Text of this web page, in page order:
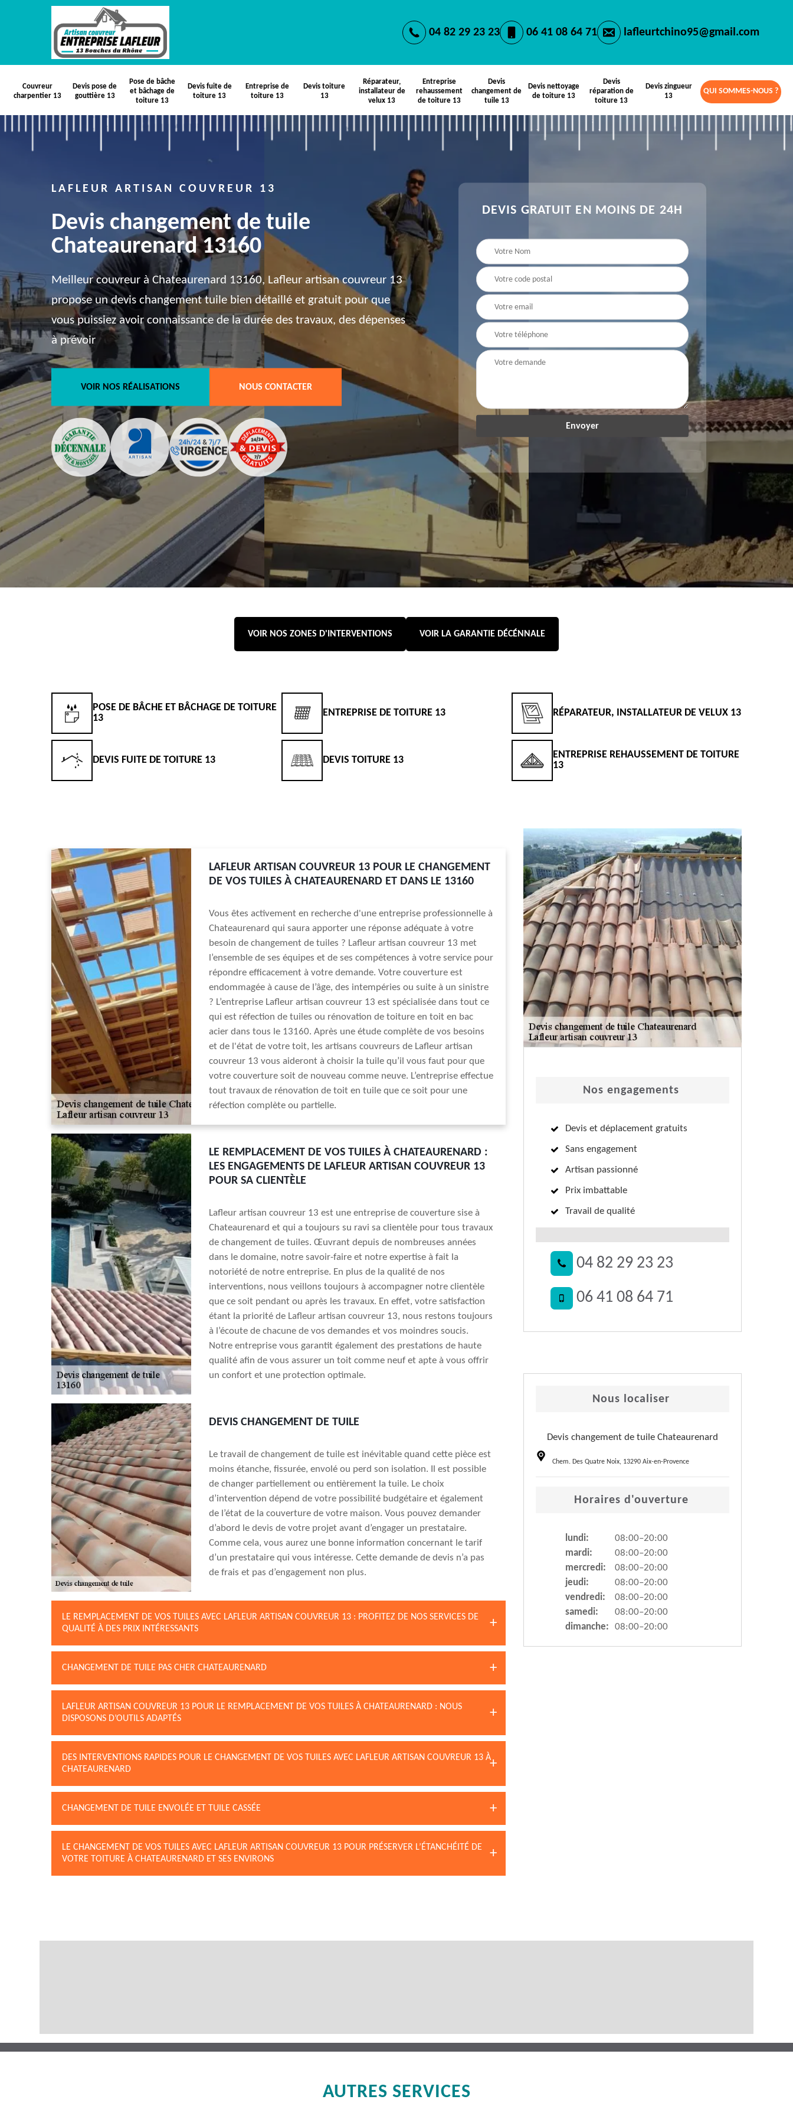
04 82 29 23 23 06 41 08 64 71 lafleurtchino95@gmail.com
Couvreur
charpentier 13
Devis pose de
gouttière 13
Pose de bâche
et bâchage de
toiture 13
Devis fuite de
toiture 13
Entreprise de
toiture 13
Devis toiture
13
Réparateur,
installateur de
velux 13
Entreprise
rehaussement
de toiture 13
Devis
changement de
tuile 13
Devis nettoyage
de toiture 13
Devis
réparation de
toiture 13
Devis zingueur
13
QUI SOMMES-NOUS ?
LAFLEUR ARTISAN COUVREUR 13
Devis changement de tuile
Chateaurenard 13160
Meilleur couvreur à Chateaurenard 13160, Lafleur artisan couvreur 13
propose un devis changement tuile bien détaillé et gratuit pour que
vous puissiez avoir connaissance de la durée des travaux, des dépenses
à prévoir
VOIR NOS RÉALISATIONS NOUS CONTACTER
DEVIS GRATUIT EN MOINS DE 24H
VOIR NOS ZONES D'INTERVENTIONS VOIR LA GARANTIE DÉCÉNNALE
POSE DE BÂCHE ET BÂCHAGE DE TOITURE
13
DEVIS FUITE DE TOITURE 13
ENTREPRISE DE TOITURE 13
DEVIS TOITURE 13
RÉPARATEUR, INSTALLATEUR DE VELUX 13
ENTREPRISE REHAUSSEMENT DE TOITURE
13
LAFLEUR ARTISAN COUVREUR 13 POUR LE CHANGEMENT
DE VOS TUILES À CHATEAURENARD ET DANS LE 13160
Vous êtes activement en recherche d'une entreprise professionnelle à
Chateaurenard qui saura apporter une réponse adéquate à votre
besoin de changement de tuiles ? Lafleur artisan couvreur 13 met
l’ensemble de ses équipes et de ses compétences à votre service pour
répondre efficacement à votre demande. Votre couverture est
endommagée à cause de l’âge, des intempéries ou suite à un sinistre
? L’entreprise Lafleur artisan couvreur 13 est spécialisée dans tout ce
qui est réfection de tuiles ou rénovation de toiture en toit en bac
acier dans tous le 13160. Après une étude complète de vos besoins
et de l'état de votre toit, les artisans couvreurs de Lafleur artisan
couvreur 13 vous aideront à choisir la tuile qu’il vous faut pour que
votre couverture soit de nouveau comme neuve. L’entreprise effectue
tout travaux de rénovation de toit en tuile que ce soit pour une
réfection complète ou partielle.
LE REMPLACEMENT DE VOS TUILES À CHATEAURENARD :
LES ENGAGEMENTS DE LAFLEUR ARTISAN COUVREUR 13
POUR SA CLIENTÈLE
Lafleur artisan couvreur 13 est une entreprise de couverture sise à
Chateaurenard et qui a toujours su ravi sa clientèle pour tous travaux
de changement de tuiles. Œuvrant depuis de nombreuses années
dans le domaine, notre savoir-faire et notre expertise à fait la
notoriété de notre entreprise. En plus de la qualité de nos
interventions, nous veillons toujours à accompagner notre clientèle
que ce soit pendant ou après les travaux. En effet, votre satisfaction
étant la priorité de Lafleur artisan couvreur 13, nous restons toujours
à l’écoute de chacune de vos demandes et vos moindres soucis.
Notre entreprise vous garantit également des prestations de haute
qualité afin de vous assurer un toit comme neuf et apte à vous offrir
un confort et une protection optimale.
DEVIS CHANGEMENT DE TUILE
Le travail de changement de tuile est inévitable quand cette pièce est
moins étanche, fissurée, envolé ou perd son isolation. Il est possible
de changer partiellement ou entièrement la tuile. Le choix
d’intervention dépend de votre possibilité budgétaire et également
de l’état de la couverture de votre maison. Vous pouvez demander
d’abord le devis de votre projet avant d’engager un prestataire.
Comme cela, vous aurez une bonne information concernant le tarif
d’un prestataire qui vous intéresse. Cette demande de devis n’a pas
de frais et pas d’engagement non plus.
LE REMPLACEMENT DE VOS TUILES AVEC LAFLEUR ARTISAN COUVREUR 13 : PROFITEZ DE NOS SERVICES DE
QUALITÉ À DES PRIX INTÉRESSANTS
CHANGEMENT DE TUILE PAS CHER CHATEAURENARD
LAFLEUR ARTISAN COUVREUR 13 POUR LE REMPLACEMENT DE VOS TUILES À CHATEAURENARD : NOUS
DISPOSONS D’OUTILS ADAPTÉS
DES INTERVENTIONS RAPIDES POUR LE CHANGEMENT DE VOS TUILES AVEC LAFLEUR ARTISAN COUVREUR 13 À
CHATEAURENARD
CHANGEMENT DE TUILE ENVOLÉE ET TUILE CASSÉE
LE CHANGEMENT DE VOS TUILES AVEC LAFLEUR ARTISAN COUVREUR 13 POUR PRÉSERVER L’ÉTANCHÉITÉ DE
VOTRE TOITURE À CHATEAURENARD ET SES ENVIRONS
Nos engagements
Devis et déplacement gratuits
Sans engagement
Artisan passionné
Prix imbattable
Travail de qualité
04 82 29 23 23
06 41 08 64 71
Nous localiser
Devis changement de tuile Chateaurenard
Chem. Des Quatre Noix, 13290 Aix-en-Provence
Horaires d'ouverture
lundi:
08:00–20:00
mardi:
08:00–20:00
mercredi:
08:00–20:00
jeudi:
08:00–20:00
vendredi:
08:00–20:00
samedi:
08:00–20:00
dimanche:
08:00–20:00
AUTRES SERVICES